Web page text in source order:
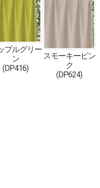
プルグリー
ン
(DP416)
スモーキーピン
ク
(DP624)